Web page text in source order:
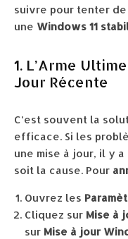
suivre pour tenter
une Windows 11
1. L’Arme
Jour Récente
C’est souvent la
efficace. Si les
une mise à jour, il y
soit la cause. Pour
Ouvrez les
Cliquez sur Mise à
sur Mise à jour